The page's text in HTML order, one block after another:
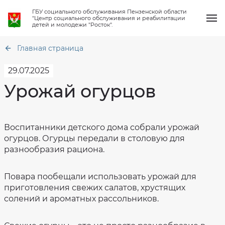
ГБУ социального обслуживания Пензенской области
"Центр социального обслуживания и реабилитации
детей и молодежи "Росток".
Структура
организации
Материально
техническое
Финансово-
хозяйственная
деятельность
Сведения
Услуги
Акт
профилактического
визита
услуги
Приказ
о
стоимости
Работа клубов
Вопрос-ответ
Главная страница
29.07.2025
Урожай огурцов
Воспитанники детского дома собрали урожай
огурцов. Огурцы передали в столовую для
разнообразия рациона.
Повара пообещали использовать урожай для
приготовления свежих салатов, хрустящих
солений и ароматных рассольников.